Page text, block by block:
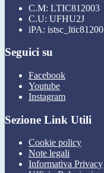
C.M: LTIC812003
C.U: UFHU2J
iPA:
Seguici su
Facebook
Youtube
Instagram
Sezione Link Utili
Cookie policy
Note legali
Informativa Privacy